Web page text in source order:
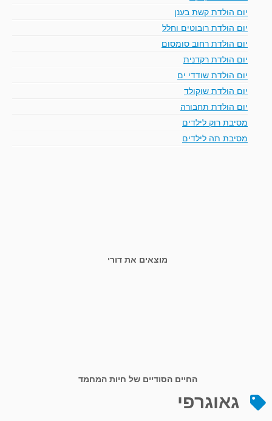
יום הולדת קשת בענן
יום הולדת רובוטים וחלל
יום הולדת רחוב סומסום
יום הולדת רקדנית
יום הולדת שודדי ים
יום הולדת שוקולד
יום הולדת תחבורה
מסיבת רוק לילדים
מסיבת תה לילדים
מוצאים את דורי
החיים הסודיים של חיות המחמד
גאוגרפי